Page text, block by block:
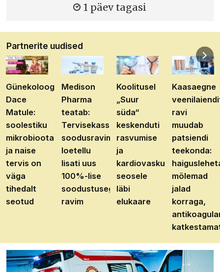
1 päev tagasi
Partnerite uudised
Günekoloog
Dace
Matule:
soolestiku
mikrobioota
ja naise
tervis on
väga
tihedalt
seotud
Medison
Pharma
teatab:
Tervisekassa
soodusravimite
loetellu
lisati uus
100%-lise
soodustusega
ravim
Koolitusel
„Suur
süda“
keskenduti
rasvumise
ja
kardiovaskulaarhaiguste
seosele
läbi
elukaare
Kaasaegne
ravi
muudab
patsiendi
teekonda:
mõlemad
jalad
korraga,